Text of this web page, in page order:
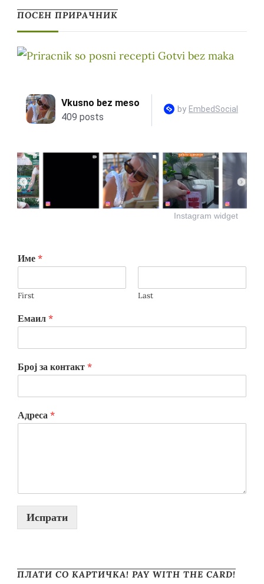
ПОСЕН ПРИРАЧНИК
Instagram widget
Име *
First Last
Емаил *
Број за контакт *
Адреса *
Испрати
ПЛАТИ СО КАРТИЧКА! PAY WITH THE CARD!